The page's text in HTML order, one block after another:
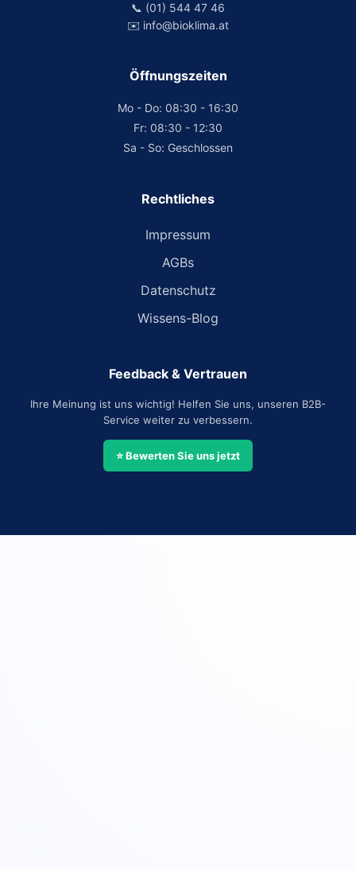
📞 (01) 544 47 46
✉️ info@bioklima.at
Öffnungszeiten
Mo - Do: 08:30 - 16:30
Fr: 08:30 - 12:30
Sa - So: Geschlossen
Rechtliches
Impressum
AGBs
Datenschutz
Wissens-Blog
Feedback & Vertrauen
Ihre Meinung ist uns wichtig! Helfen Sie uns, unseren B2B-
Service weiter zu verbessern.
⭐ Bewerten Sie uns jetzt